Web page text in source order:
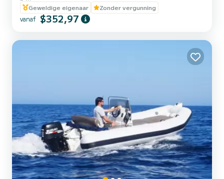
Geweldige eigenaar
Zonder vergunning
vanaf $352,97